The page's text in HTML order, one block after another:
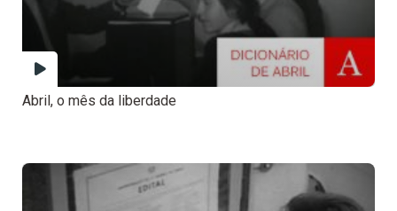
Abril, o mês da liberdade